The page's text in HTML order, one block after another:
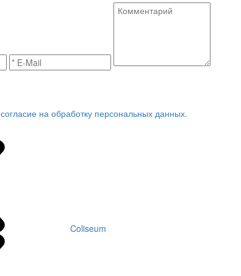
согласие на обработку персональных данных.
Coliseum